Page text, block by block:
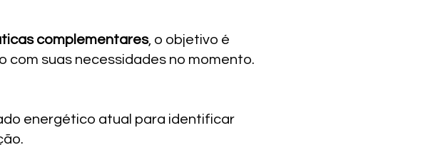
complementares, o objetivo é
com suas necessidades no momento.
energético atual para identificar